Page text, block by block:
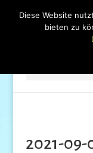
2021-
Diese Website
bieten zu